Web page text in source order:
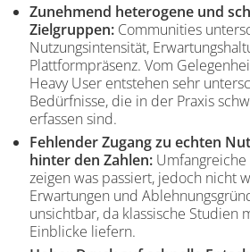
Zunehmend heterogene und
Zielgruppen: Communities
Nutzungsintensität,
Plattformpräsenz. Vom
Heavy User entstehen sehr
Bedürfnisse, die in der Praxis
erfassen sind.
Fehlender Zugang zu echten
hinter den Zahlen:
zeigen was passiert, jedoch nicht
Erwartungen und
unsichtbar, da klassische Studien
Einblicke liefern.